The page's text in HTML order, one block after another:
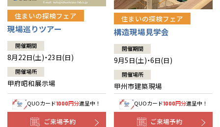
住まいの探検フェア
現場巡りツアー
開催期間
8月22日(土)・23日(日)
開催場所
甲府昭和展示場
QUOカード1000円分進呈中！
ご来場予約
住まいの探検フェア
構造現場見学会
開催期間
9月5日(土)・6日(日)
開催場所
甲州市建築現場
QUOカード1000円分進呈中！
ご来場予約